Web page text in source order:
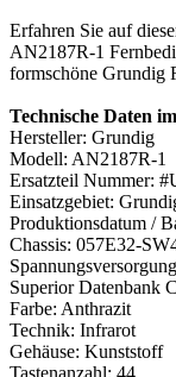
Erfahren Sie auf
AN2187R-1
formschöne Grundig
Technische Daten
Hersteller: Grundig
Modell: AN2187R-1
Ersatzteil Nummer:
Einsatzgebiet:
Produktionsdatum /
Chassis: 057E32-
Superior Datenbank
Farbe: Anthrazit
Technik: Infrarot
Gehäuse: Kunststoff
Tastenanzahl: 44